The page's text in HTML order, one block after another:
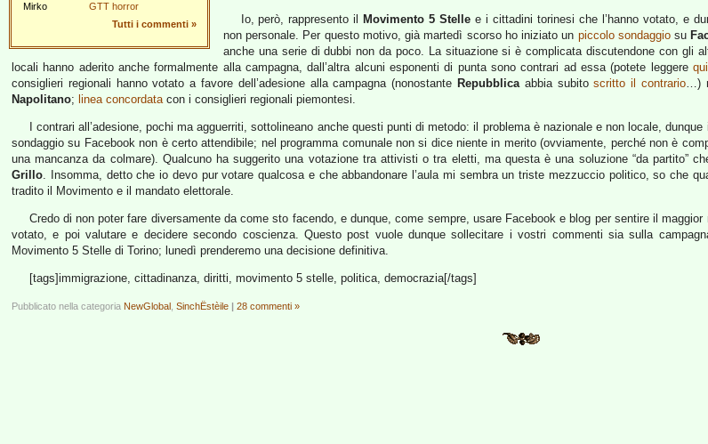
Mirko
GTT horror
Tutti i commenti » Io, però, rappresento il Movimento 5 Stelle e i cittadini torinesi che l’hanno votato, e
non personale. Per questo motivo, già martedì scorso ho iniziato un piccolo sondaggiosu
anche una serie di dubbi non da poco. La situazione si è complicata discutendone con gli
locali hanno aderito anche formalmente alla campagna, dall’altra alcuni esponenti di punta sono contrari ad essa (potete leggere qui
consiglieri regionali hanno votato a favore dell’adesione alla campagna (nonostante Repubblica abbia subitoscritto il contrario…)
Napolitano; linea concordatacon i consiglieri regionali piemontesi.
I contrari all’adesione, pochi ma agguerriti, sottolineano anche questi punti di metodo: il problema è nazionale e non locale,
sondaggio su Facebook non è certo attendibile; nel programma comunale non si dice niente in merito (ovviamente, perché non è
una mancanza da colmare). Qualcuno ha suggerito una votazione tra attivisti o tra eletti, ma questa è una soluzione “da partito”
Grillo. Insomma, detto che io devo pur votare qualcosa e che abbandonare l’aula mi sembra un triste mezzuccio politico, so che
tradito il Movimento e il mandato elettorale.
Credo di non poter fare diversamente da come sto facendo, e dunque, come sempre, usare Facebook e blog per sentire il
votato, e poi valutare e decidere secondo coscienza. Questo post vuole dunque sollecitare i vostri commenti sia sulla
Movimento 5 Stelle di Torino; lunedì prenderemo una decisione definitiva.
[tags]immigrazione, cittadinanza, diritti, movimento 5 stelle, politica, democrazia[/tags]
Pubblicato nella categoria NewGlobal SinchËstèile | 28 commenti »